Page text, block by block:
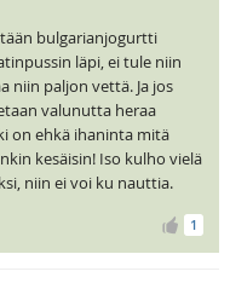
bulgarianjogurtti
läpi, ei tule niin
niin paljon vettä. Ja jos
valunutta heraa
on ehkä ihaninta mitä
kesäisin! Iso kulho vielä
niin ei voi ku nauttia.
1